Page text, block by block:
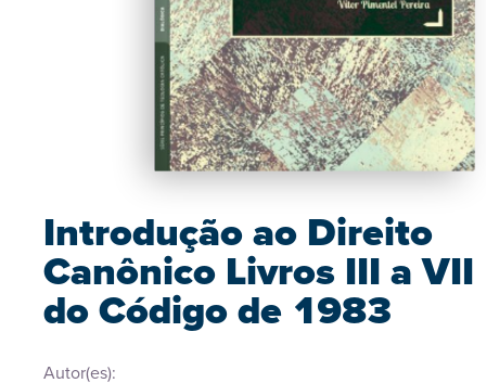
Introdução ao Direito
Canônico Livros III a VII
do Código de 1983
Autor(es):